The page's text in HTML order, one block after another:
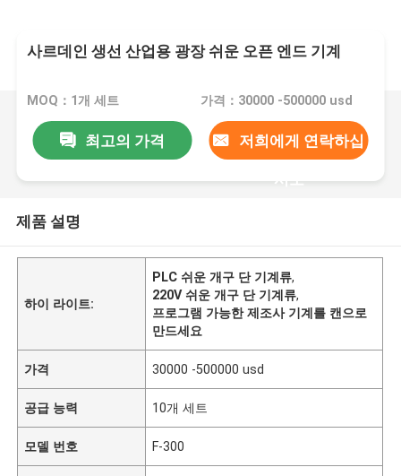
사르데인 생선 산업용 광장 쉬운 오픈 엔드 기계
MOQ：1개 세트 가격：30000 -500000 usd
최고의 가격 저희에게 연락하십
시오
제품 설명
하이 라이트:
PLC 쉬운 개구 단 기계류,
220V 쉬운 개구 단 기계류,
프로그램 가능한 제조사 기계를 캔으로
만드세요
가격 30000 -500000 usd
공급 능력 10개 세트
모델 번호 F-300